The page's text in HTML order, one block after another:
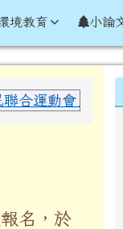
境教育 小論
合運動會」於
名，於